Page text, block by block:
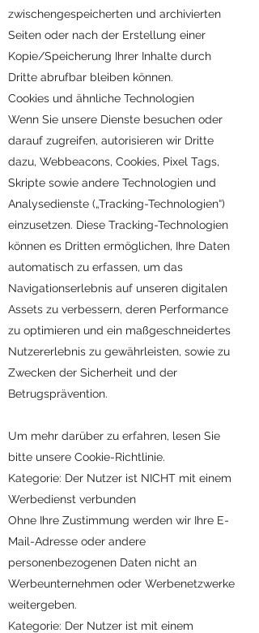
zwischengespeicherten und archivierten
Seiten oder nach der Erstellung einer
Kopie/Speicherung Ihrer Inhalte durch
Dritte abrufbar bleiben können.
Cookies und ähnliche Technologien
Wenn Sie unsere Dienste besuchen oder
darauf zugreifen, autorisieren wir Dritte
dazu, Webbeacons, Cookies, Pixel Tags,
Skripte sowie andere Technologien und
Analysedienste („Tracking-Technologien“)
einzusetzen. Diese Tracking-Technologien
können es Dritten ermöglichen, Ihre Daten
automatisch zu erfassen, um das
Navigationserlebnis auf unseren digitalen
Assets zu verbessern, deren Performance
zu optimieren und ein maßgeschneidertes
Nutzererlebnis zu gewährleisten, sowie zu
Zwecken der Sicherheit und der
Betrugsprävention.
Um mehr darüber zu erfahren, lesen Sie
bitte unsere Cookie-Richtlinie.
Kategorie: Der Nutzer ist NICHT mit einem
Werbedienst verbunden
Ohne Ihre Zustimmung werden wir Ihre E-
Mail-Adresse oder andere
personenbezogenen Daten nicht an
Werbeunternehmen oder Werbenetzwerke
weitergeben.
Kategorie: Der Nutzer ist mit einem